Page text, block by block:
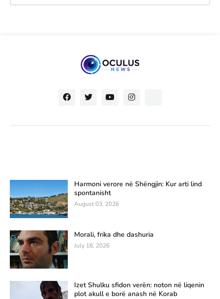
Harmoni verore në Shëngjin: Kur arti lind
spontanisht
August 03, 2026
Morali, frika dhe dashuria
July 18, 2026
Izet Shulku sfidon verën: noton në liqenin
plot akull e borë anash në Korab